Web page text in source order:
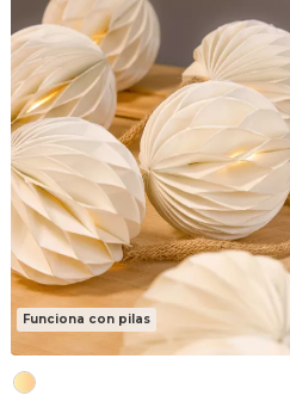
Funciona con pilas